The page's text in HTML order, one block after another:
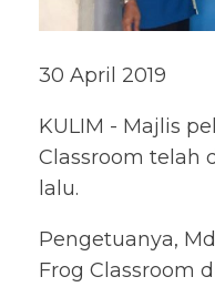
30 April 2019
KULIM - Majlis
Classroom telah
lalu.
Pengetuanya,
Frog Classroom